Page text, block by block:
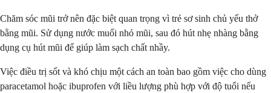
Chăm sóc mũi trở nên đặc biệt quan trọng vì trẻ sơ sinh chủ yếu thở
bằng mũi. Sử dụng nước muối nhỏ mũi, sau đó hút nhẹ nhàng bằng
dụng cụ hút mũi để giúp làm sạch chất nhầy.
Việc điều trị sốt và khó chịu một cách an toàn bao gồm việc cho dùng
paracetamol hoặc ibuprofen với liều lượng phù hợp với độ tuổi nếu